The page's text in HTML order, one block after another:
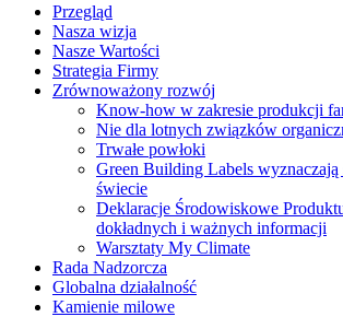
Przegląd
Nasza wizja
Nasze Wartości
Strategia Firmy
Zrównoważony rozwój
Know-how w zakresie produkcji
Nie dla lotnych związków
Trwałe powłoki
Green Building Labels wyznaczają
świecie
Deklaracje Środowiskowe
dokładnych i ważnych informacji
Warsztaty My Climate
Rada Nadzorcza
Globalna działalność
Kamienie milowe